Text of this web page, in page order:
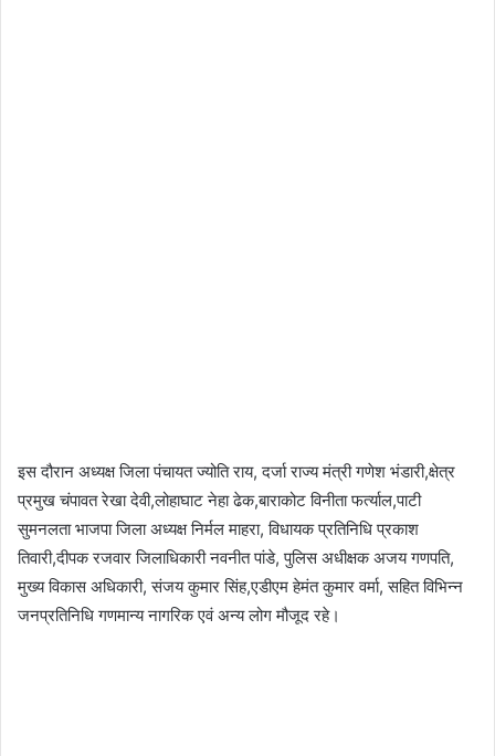
इस दौरान अध्यक्ष जिला पंचायत ज्योति राय, दर्जा राज्य मंत्री गणेश भंडारी,क्षेत्र
प्रमुख चंपावत रेखा देवी,लोहाघाट नेहा ढेक,बाराकोट विनीता फर्त्याल,पाटी
सुमनलता भाजपा जिला अध्यक्ष निर्मल माहरा, विधायक प्रतिनिधि प्रकाश
तिवारी,दीपक रजवार जिलाधिकारी नवनीत पांडे, पुलिस अधीक्षक अजय गणपति,
मुख्य विकास अधिकारी, संजय कुमार सिंह,एडीएम हेमंत कुमार वर्मा, सहित विभिन्न
जनप्रतिनिधि गणमान्य नागरिक एवं अन्य लोग मौजूद रहे।